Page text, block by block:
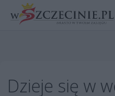
Dzieje się w